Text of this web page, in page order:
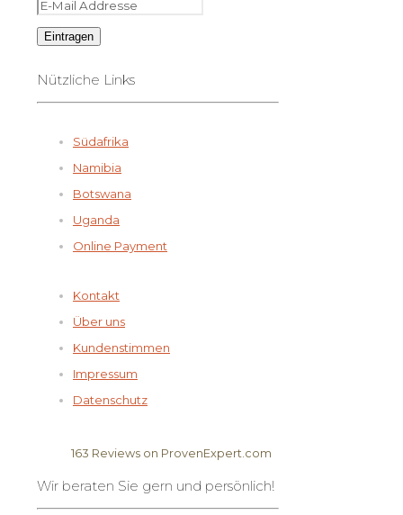
Nützliche Links
Südafrika
Namibia
Botswana
Uganda
Online Payment
Kontakt
Über uns
Kundenstimmen
Impressum
Datenschutz
Elela Africa
163 Reviews on ProvenExpert.com
Wir beraten Sie gern und persönlich!